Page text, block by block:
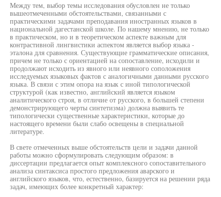
Между тем, выбор темы исследования обусловлен не только
вышеотмеченными обстоятельствами, связанными с
практическими задачами преподавания иностранных языков в
национальной дагестанской школе. По нашему мнению, не только
в практическом, но и в теоретическом аспекте важным для
контрастивной лингвистики аспектом является выбор языка -
эталона для сравнения. Существующие грамматические описания,
причем не только с ориентацией на сопоставление, исходили и
продолжают исходить из явного или неявного соположения
исследуемых языковых фактов с аналогичными данными русского
языка. В связи с этим опора на язык с иной типологической
структурой (как известно, английский является языком
аналитического строя, в отличие от русского, в большей степени
демонстрирующего черты синтетизма) должна выявить те
типологически существенные характеристики, которые до
настоящего времени были слабо освещены в специальной
литературе.
В свете отмеченных выше обстоятельств цели и задачи данной
работы можно сформулировать следующим образом: в
диссертации предлагается опыт комплексного сопоставительного
анализа синтаксиса простого предложения аварского и
английского языков, что, естественно, базируется на решении ряда
задач, имеющих более конкретный характер: